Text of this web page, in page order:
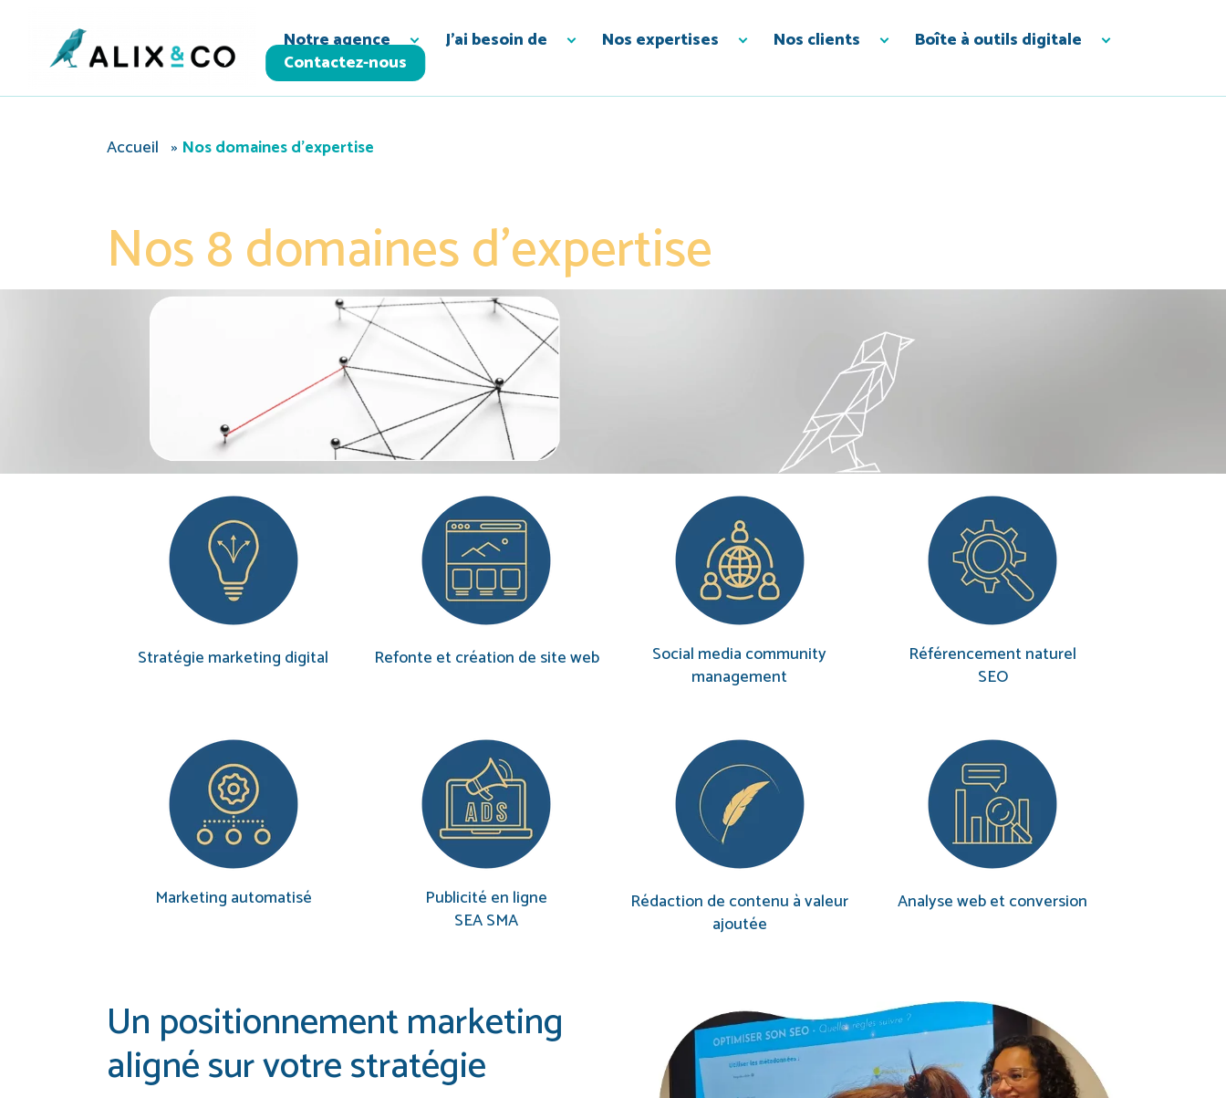
Notre agence J’ai besoin de Nos expertises Nos clients
Boîte à outils digitale
Contactez-nous
Accueil » Nos domaines d’expertise
Nos 8 domaines d’expertise
Stratégie marketing digital Refonte et création de site web
Social media community
management
Référencement naturel
SEO
Marketing automatisé
Publicité en ligne
SEA SMA
Rédaction de contenu à valeur
ajoutée
Analyse web et conversion
Un positionnement marketing
aligné sur votre stratégie